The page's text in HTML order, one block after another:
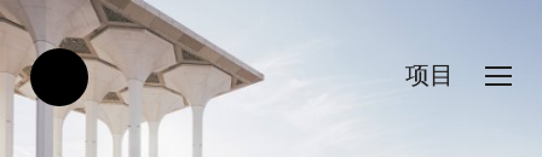
项目